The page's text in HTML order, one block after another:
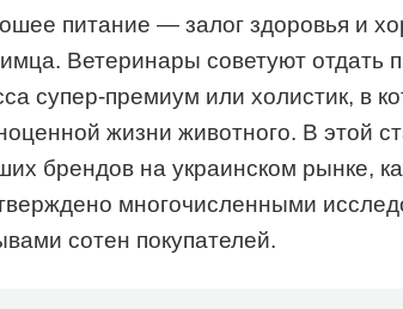
питание — залог здоровья и
Ветеринары советуют отдать
супер-премиум или холистик, в
жизни животного. В этой
брендов на украинском рынке,
многочисленными
сотен покупателей.